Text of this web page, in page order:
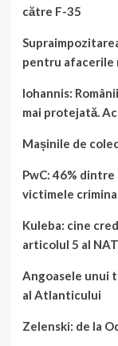
către F-35
pentru afacerile
Iohannis:
mai protejată.
Mașinile de
PwC: 46%
victimele
Kuleba: cine
articolul 5 al
Angoasele unui
al Atlanticului
Zelenski: de la